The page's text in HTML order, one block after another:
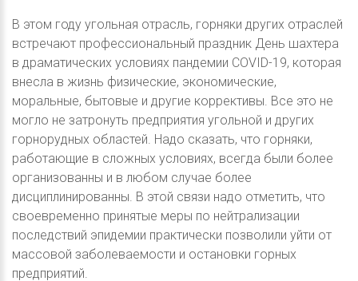
В этом году угольная отрасль, горняки других отраслей
встречают профессиональный праздник День шахтера
в драматических условиях пандемии COVID-19, которая
внесла в жизнь физические, экономические,
моральные, бытовые и другие коррективы. Все это не
могло не затронуть предприятия угольной и других
горнорудных областей. Надо сказать, что горняки,
работающие в сложных условиях, всегда были более
организованны и в любом случае более
дисциплинированны. В этой связи надо отметить, что
своевременно принятые меры по нейтрализации
последствий эпидемии практически позволили уйти от
массовой заболеваемости и остановки горных
предприятий.